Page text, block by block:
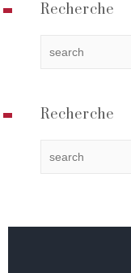
Recherche
Recherche